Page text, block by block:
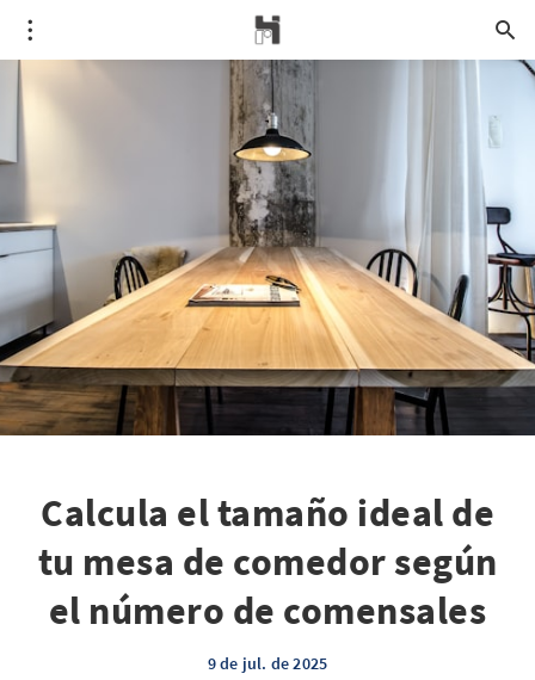
Calcula el tamaño ideal de
tu mesa de comedor según
el número de comensales
9 de jul. de 2025